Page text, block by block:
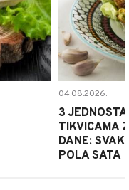
04.08.2026.
3
TIKVICAMA
DANE:
POLA SATA